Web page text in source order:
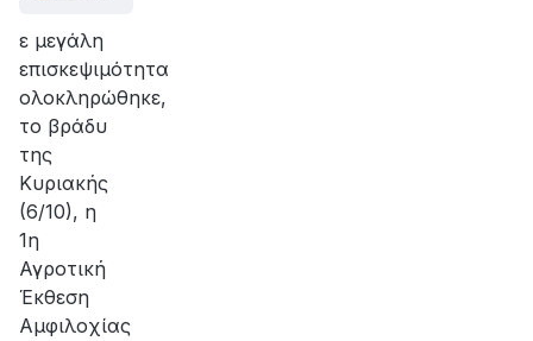
ε μεγάλη
επισκεψιμότητα
ολοκληρώθηκε,
το βράδυ
της
Κυριακής
(6/10), η
1η
Αγροτική
Έκθεση
Αμφιλοχίας